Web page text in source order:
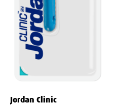
Jordan Clinic